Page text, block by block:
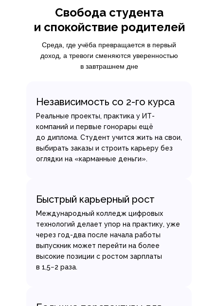
Свобода студента
и спокойствие родителей
Независимость со 2-го курса
Реальные проекты, практика у ИТ-
компаний и первые гонорары ещё
до диплома. Студент учится жить на свои,
выбирать заказы и строить карьеру без
оглядки на «карманные деньги».
Быстрый карьерный рост
Международный колледж цифровых
технологий делает упор на практику, уже
через год-два после начала работы
выпускник может перейти на более
высокие позиции с ростом зарплаты
в 1,5−2 раза.
Среда, где учёба превращается в первый
доход, а тревоги сменяются уверенностью
в завтрашнем дне